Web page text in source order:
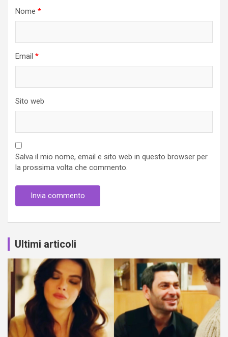
Nome *
Email *
Sito web
Salva il mio nome, email e sito web in questo browser per
la prossima volta che commento.
Ultimi articoli